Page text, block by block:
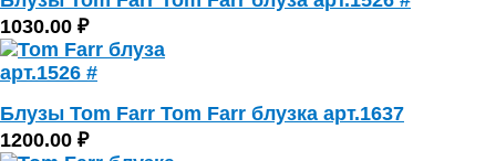
1030.00 ₽
Блузы Tom Farr Tom Farr блузка арт.1637
1200.00 ₽